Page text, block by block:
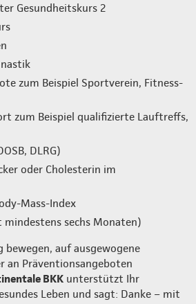
Gesundheitskurs 2
zum Beispiel Sportverein, Fitness-
zum Beispiel qualifizierte Lauftreffs,
DLRG)
oder Cholesterin im
Mass-Index
sechs Monaten)
bewegen, auf ausgewogene
an Präventionsangeboten
BKK unterstützt Ihr
Leben und sagt: Danke – mit